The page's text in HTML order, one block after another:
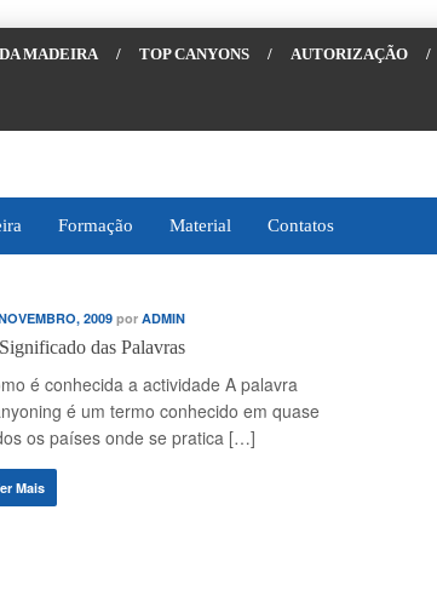
MADEIRA / TOP CANYONS / AUTORIZAÇÃO /
Formação Material Contatos
2009por ADMIN
das Palavras
é conhecida a actividade A palavra
é um termo conhecido em quase
os países onde se pratica […]
Mais